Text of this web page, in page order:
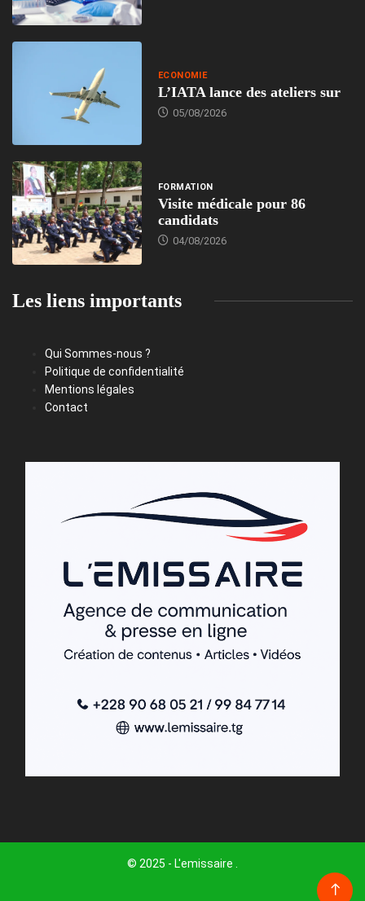
ECONOMIE
L’IATA lance des ateliers sur
05/08/2026
FORMATION
Visite médicale pour 86
candidats
04/08/2026
Les liens importants
Qui Sommes-nous ?
Politique de confidentialité
Mentions légales
Contact
© 2025 - L'emissaire .